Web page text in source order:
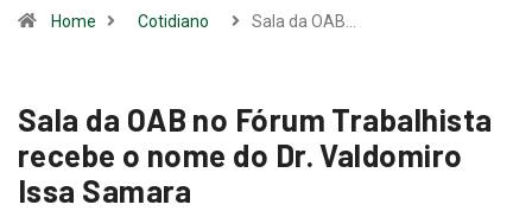
Home Cotidiano Sala da OAB…
Sala da OAB no Fórum Trabalhista
recebe o nome do Dr. Valdomiro
Issa Samara